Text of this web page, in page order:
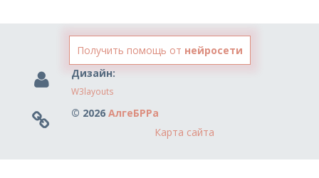
Получить помощь от нейросети
Дизайн:
W3layouts
© 2026 АлгеБРРа
Карта сайта